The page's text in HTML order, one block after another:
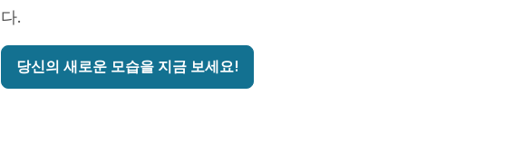
다.
당신의 새로운 모습을 지금 보세요!